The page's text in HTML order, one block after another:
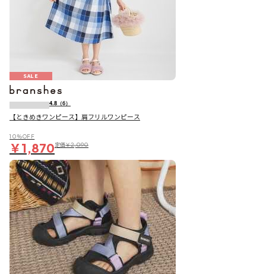
SALE
4.8 （6）
【ときめきワンピース】肩フリルワンピース
10％OFF
￥1,870定価￥2,090